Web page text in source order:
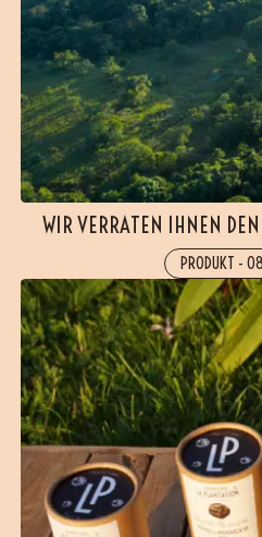
(51
WIR VERRATEN IHNEN
PRODUKT -